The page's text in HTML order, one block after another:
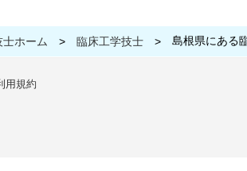
ホーム > 臨床工学技士 > 島根県にある
用規約